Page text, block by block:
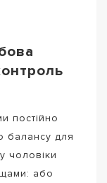
постійно
балансу для
чоловіки
або